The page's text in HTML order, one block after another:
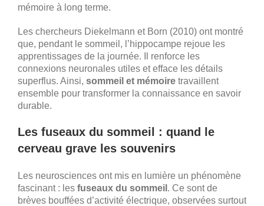
mémoire à long terme.
Les chercheurs Diekelmann et Born (2010) ont montré
que, pendant le sommeil, l’hippocampe rejoue les
apprentissages de la journée. Il renforce les
connexions neuronales utiles et efface les détails
superflus. Ainsi, sommeil et mémoire travaillent
ensemble pour transformer la connaissance en savoir
durable.
Les fuseaux du sommeil : quand le
cerveau grave les souvenirs
Les neurosciences ont mis en lumière un phénomène
fascinant : les fuseaux du sommeil . Ce sont de
brèves bouffées d’activité électrique, observées surtout